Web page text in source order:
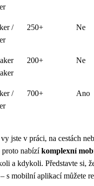
/
250+ Ne
200+ Ne
/
700+ Ano
jste v práci, na cestách
proto nabízíkomplexní
a kdykoli. Představte si,
s mobilní aplikací můžete